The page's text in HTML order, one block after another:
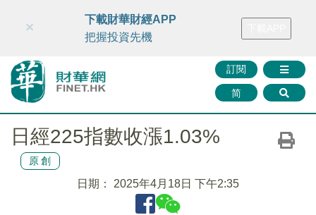
財華智庫網 FINTV FINMETA 財華證券 媒體矩陣
訂閱
简
×
下載財華財經APP
把握投資先機
日經225指數收漲1.03%
原創
日期： 2025年4月18日 下午2:35